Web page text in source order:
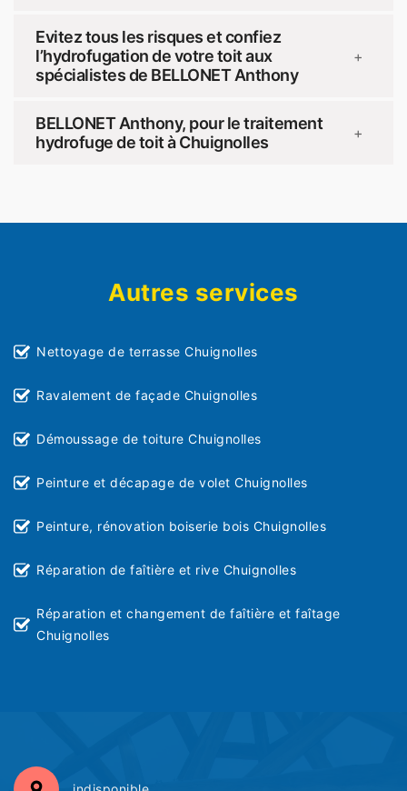
Evitez tous les risques et confiez
l’hydrofugation de votre toit aux
spécialistes de BELLONET Anthony
+
BELLONET Anthony, pour le traitement
hydrofuge de toit à Chuignolles
+
Autres services
Nettoyage de terrasse Chuignolles
Ravalement de façade Chuignolles
Démoussage de toiture Chuignolles
Peinture et décapage de volet Chuignolles
Peinture, rénovation boiserie bois Chuignolles
Réparation de faîtière et rive Chuignolles
Réparation et changement de faîtière et faîtage
Chuignolles